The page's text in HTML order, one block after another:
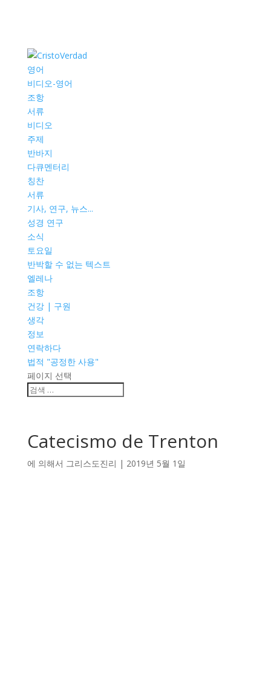
영어
비디오-영어
조항
서류
비디오
주제
반바지
다큐멘터리
칭찬
서류
기사, 연구, 뉴스...
성경 연구
소식
토요일
반박할 수 없는 텍스트
엘레나
조항
건강 | 구원
생각
정보
연락하다
법적 "공정한 사용"
페이지 선택
Catecismo de Trenton
에 의해서 그리스도진리 | 2019년 5월 1일